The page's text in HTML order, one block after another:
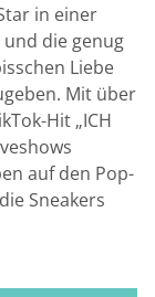
in einer
und die genug
Liebe
Mit über
Hit „ICH
auf den Pop-
Sneakers